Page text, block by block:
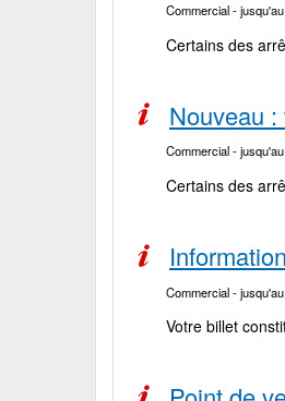
Commercial-
Certains des
Nouveau
Commercial-
Certains des
Commercial-
Votre billet